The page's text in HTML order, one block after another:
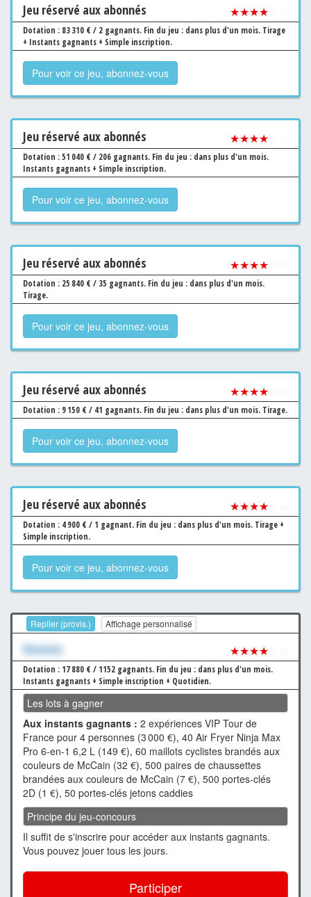
Jeu réservé aux abonnés ★★★★
Dotation : 83 310 € / 2 gagnants. Fin du jeu : dans plus d'un mois. Tirage
+ Instants gagnants + Simple inscription.
Pour voir ce jeu, abonnez-vous
Jeu réservé aux abonnés ★★★★
Dotation : 51 040 € / 206 gagnants. Fin du jeu : dans plus d'un mois.
Instants gagnants + Simple inscription.
Pour voir ce jeu, abonnez-vous
Jeu réservé aux abonnés ★★★★
Dotation : 25 840 € / 35 gagnants. Fin du jeu : dans plus d'un mois.
Tirage.
Pour voir ce jeu, abonnez-vous
Jeu réservé aux abonnés ★★★★
Dotation : 9 150 € / 41 gagnants. Fin du jeu : dans plus d'un mois. Tirage.
Pour voir ce jeu, abonnez-vous
Jeu réservé aux abonnés ★★★★
Dotation : 4 900 € / 1 gagnant. Fin du jeu : dans plus d'un mois. Tirage +
Simple inscription.
Pour voir ce jeu, abonnez-vous
Replier (provis.) Affichage personnalisé
Xxxxxxx ★★★★
Dotation : 17 880 € / 1152 gagnants. Fin du jeu : dans plus d'un mois.
Instants gagnants + Simple inscription + Quotidien.
Les lots à gagner
Aux instants gagnants : 2 expériences VIP Tour de
France pour 4 personnes (3 000 €), 40 Air Fryer Ninja Max
Pro 6-en-1 6,2 L (149 €), 60 maillots cyclistes brandés aux
couleurs de McCain (32 €), 500 paires de chaussettes
brandées aux couleurs de McCain (7 €), 500 portes-clés
2D (1 €), 50 portes-clés jetons caddies
Principe du jeu-concours
Il suffit de s'inscrire pour accéder aux instants gagnants.
Vous pouvez jouer tous les jours.
Participer